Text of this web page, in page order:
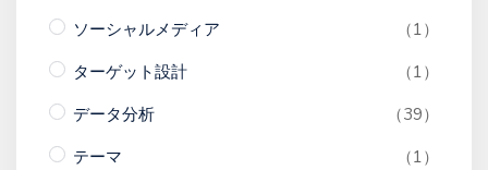
ソーシャルメディア
（1）
ターゲット設計
（1）
データ分析
（39）
テーマ
（1）